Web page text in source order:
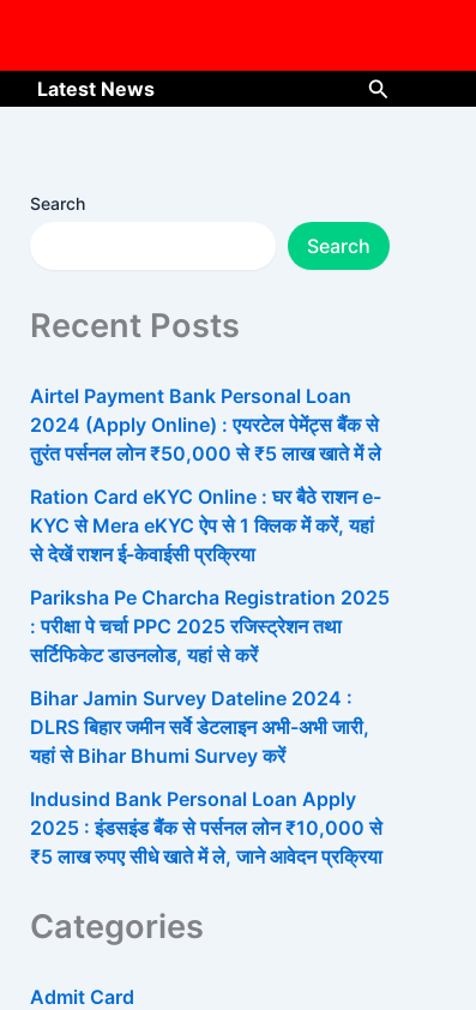
Latest News Search
Search
Search
Recent Posts
Airtel Payment Bank Personal Loan
2024 (Apply Online) : एयरटेल पेमेंट्स बैंक से
तुरंत पर्सनल लोन ₹50,000 से ₹5 लाख खाते में ले
Ration Card eKYC Online : घर बैठे राशन e-
KYC से Mera eKYC ऐप से 1 क्लिक में करें, यहां
से देखें राशन ई-केवाईसी प्रक्रिया
Pariksha Pe Charcha Registration 2025
: परीक्षा पे चर्चा PPC 2025 रजिस्ट्रेशन तथा
सर्टिफिकेट डाउनलोड, यहां से करें
Bihar Jamin Survey Dateline 2024 :
DLRS बिहार जमीन सर्वे डेटलाइन अभी-अभी जारी,
यहां से Bihar Bhumi Survey करें
Indusind Bank Personal Loan Apply
2025 : इंडसइंड बैंक से पर्सनल लोन ₹10,000 से
₹5 लाख रुपए सीधे खाते में ले, जाने आवेदन प्रक्रिया
Categories
Admit Card